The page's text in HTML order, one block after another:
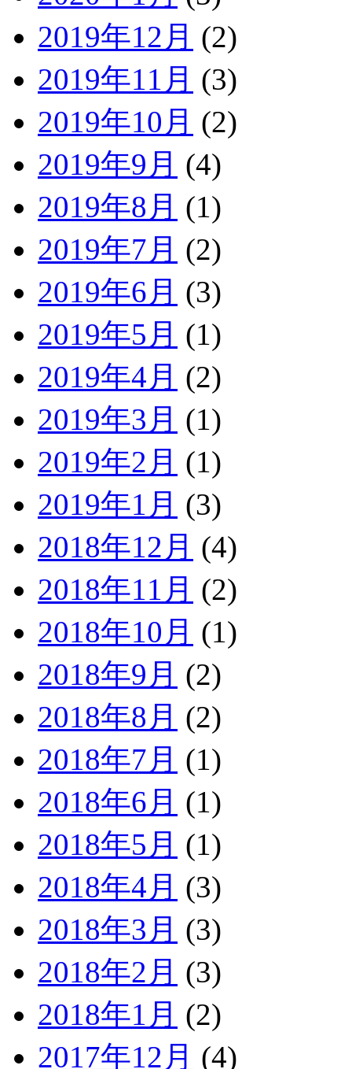
2019年12月 (2)
2019年11月 (3)
2019年10月 (2)
2019年9月 (4)
2019年8月 (1)
2019年7月 (2)
2019年6月 (3)
2019年5月 (1)
2019年4月 (2)
2019年3月 (1)
2019年2月 (1)
2019年1月 (3)
2018年12月 (4)
2018年11月 (2)
2018年10月 (1)
2018年9月 (2)
2018年8月 (2)
2018年7月 (1)
2018年6月 (1)
2018年5月 (1)
2018年4月 (3)
2018年3月 (3)
2018年2月 (3)
2018年1月 (2)
2017年12月 (4)